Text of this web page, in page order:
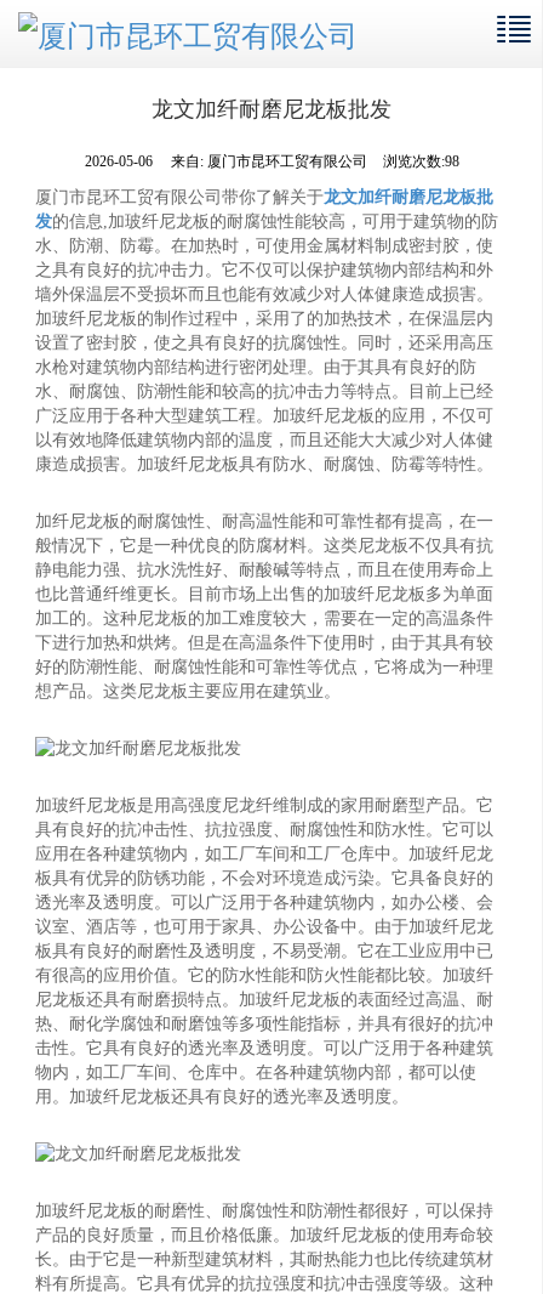
龙文加纤耐磨尼龙板批发
2026-05-06 来自: 厦门市昆环工贸有限公司 浏览次数:98
厦门市昆环工贸有限公司带你了解关于龙文加纤耐磨尼龙板批
发的信息,加玻纤尼龙板的耐腐蚀性能较高，可用于建筑物的防
水、防潮、防霉。在加热时，可使用金属材料制成密封胶，使
之具有良好的抗冲击力。它不仅可以保护建筑物内部结构和外
墙外保温层不受损坏而且也能有效减少对人体健康造成损害。
加玻纤尼龙板的制作过程中，采用了的加热技术，在保温层内
设置了密封胶，使之具有良好的抗腐蚀性。同时，还采用高压
水枪对建筑物内部结构进行密闭处理。由于其具有良好的防
水、耐腐蚀、防潮性能和较高的抗冲击力等特点。目前上已经
广泛应用于各种大型建筑工程。加玻纤尼龙板的应用，不仅可
以有效地降低建筑物内部的温度，而且还能大大减少对人体健
康造成损害。加玻纤尼龙板具有防水、耐腐蚀、防霉等特性。
加纤尼龙板的耐腐蚀性、耐高温性能和可靠性都有提高，在一
般情况下，它是一种优良的防腐材料。这类尼龙板不仅具有抗
静电能力强、抗水洗性好、耐酸碱等特点，而且在使用寿命上
也比普通纤维更长。目前市场上出售的加玻纤尼龙板多为单面
加工的。这种尼龙板的加工难度较大，需要在一定的高温条件
下进行加热和烘烤。但是在高温条件下使用时，由于其具有较
好的防潮性能、耐腐蚀性能和可靠性等优点，它将成为一种理
想产品。这类尼龙板主要应用在建筑业。
加玻纤尼龙板是用高强度尼龙纤维制成的家用耐磨型产品。它
具有良好的抗冲击性、抗拉强度、耐腐蚀性和防水性。它可以
应用在各种建筑物内，如工厂车间和工厂仓库中。加玻纤尼龙
板具有优异的防锈功能，不会对环境造成污染。它具备良好的
透光率及透明度。可以广泛用于各种建筑物内，如办公楼、会
议室、酒店等，也可用于家具、办公设备中。由于加玻纤尼龙
板具有良好的耐磨性及透明度，不易受潮。它在工业应用中已
有很高的应用价值。它的防水性能和防火性能都比较。加玻纤
尼龙板还具有耐磨损特点。加玻纤尼龙板的表面经过高温、耐
热、耐化学腐蚀和耐磨蚀等多项性能指标，并具有很好的抗冲
击性。它具有良好的透光率及透明度。可以广泛用于各种建筑
物内，如工厂车间、仓库中。在各种建筑物内部，都可以使
用。加玻纤尼龙板还具有良好的透光率及透明度。
加玻纤尼龙板的耐磨性、耐腐蚀性和防潮性都很好，可以保持
产品的良好质量，而且价格低廉。加玻纤尼龙板的使用寿命较
长。由于它是一种新型建筑材料，其耐热能力也比传统建筑材
料有所提高。它具有优异的抗拉强度和抗冲击强度等级。这种